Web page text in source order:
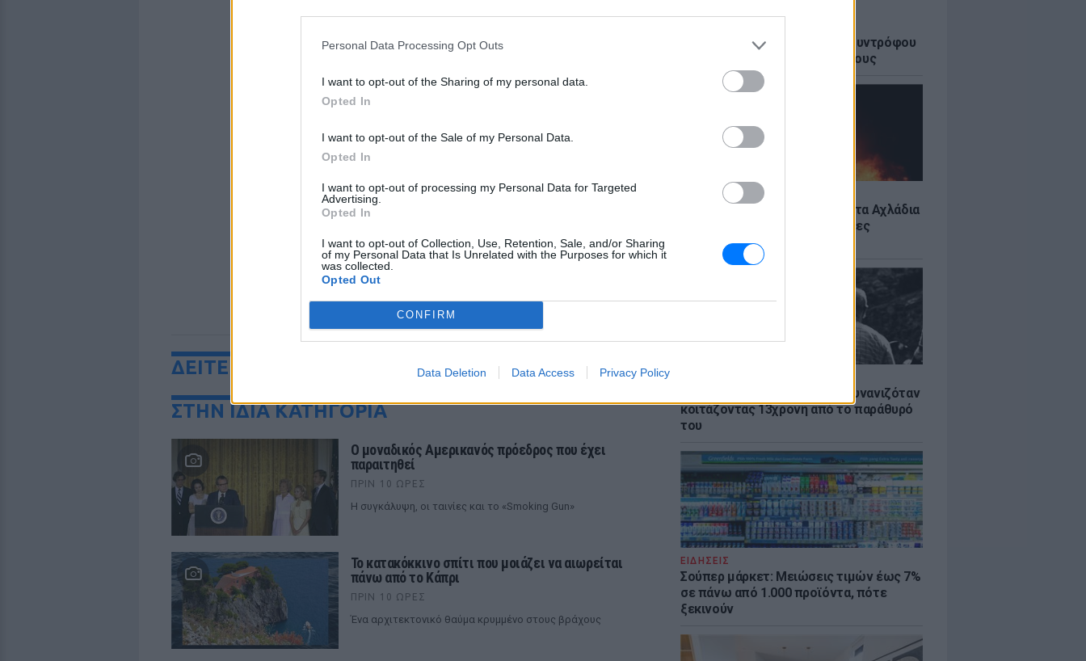
Personal Data Processing Opt Outs
I want to opt-out of the Sharing of my personal data.
Opted In
I want to opt-out of the Sale of my Personal Data.
Opted In
I want to opt-out of processing my Personal Data for Targeted
Advertising.
Opted In
I want to opt-out of Collection, Use, Retention, Sale, and/or Sharing
of my Personal Data that Is Unrelated with the Purposes for which it
was collected.
Opted Out
CONFIRM
Data Deletion Data Access Privacy Policy
απροσδόκητη ανάρτηση του συντρόφου
της για τον ερχομό του γιου τους
ΕΙΔΗΣΕΙΣ
Σητεία: Υπό έλεγχο η φωτιά στα Αχλάδια
– Σε επιφυλακή η Κρήτη για νέες
πυρκαγιές
Νέα Αγχίαλος: Ηλικιωμένος αυνανιζόταν
κοιτάζοντας 13χρονη από το παράθυρό
του
ΕΙΔΗΣΕΙΣ
Σούπερ μάρκετ: Μειώσεις τιμών έως 7%
σε πάνω από 1.000 προϊόντα, πότε
ξεκινούν
ΔΕΙΤΕ ΕΠΙΣΗΣ
ΣΤΗΝ ΙΔΙΑ ΚΑΤΗΓΟΡΙΑ
Ο μοναδικός Αμερικανός πρόεδρος που έχει
παραιτηθεί
ΠΡΙΝ 10 ΏΡΕΣ
Η συγκάλυψη, οι ταινίες και το «Smoking Gun»
Το κατακόκκινο σπίτι που μοιάζει να αιωρείται
πάνω από το Κάπρι
ΠΡΙΝ 10 ΏΡΕΣ
Ένα αρχιτεκτονικό θαύμα κρυμμένο στους βράχους